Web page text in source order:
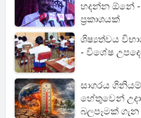
හදන්න ඕනේ
ප්‍රකාශයක්
ශිෂ්‍යත්වය
- විශේෂ
සාගරය
හේතුවෙන්
බලපෑමක්